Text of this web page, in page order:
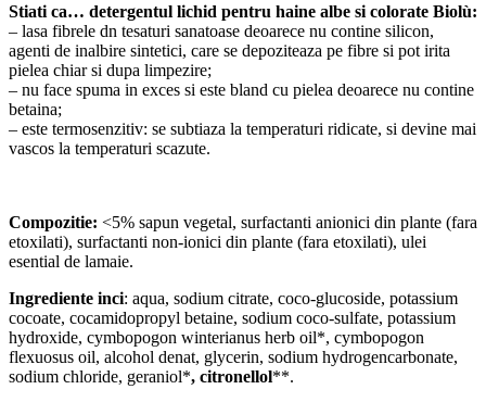
Stiati ca… detergentul lichid pentru haine albe si colorate Biolù:
– lasa fibrele dn tesaturi sanatoase deoarece nu contine silicon,
agenti de inalbire sintetici, care se depoziteaza pe fibre si pot irita
pielea chiar si dupa limpezire;
– nu face spuma in exces si este bland cu pielea deoarece nu contine
betaina;
– este termosenzitiv: se subtiaza la temperaturi ridicate, si devine mai
vascos la temperaturi scazute.
Compozitie: <5% sapun vegetal, surfactanti anionici din plante (fara
etoxilati), surfactanti non-ionici din plante (fara etoxilati), ulei
esential de lamaie.
Ingrediente inci: aqua, sodium citrate, coco-glucoside, potassium
cocoate, cocamidopropyl betaine, sodium coco-sulfate, potassium
hydroxide, cymbopogon winterianus herb oil*, cymbopogon
flexuosus oil, alcohol denat, glycerin, sodium hydrogencarbonate,
sodium chloride, geraniol*, citronellol**.